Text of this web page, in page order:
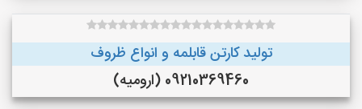
تولید کارتن قابلمه و انواع ظروف
09210369460 (ارومیه)